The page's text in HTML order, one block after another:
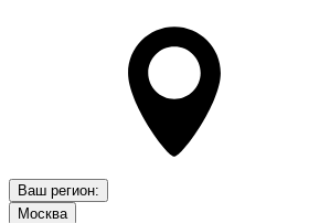
Ваш регион:
Москва